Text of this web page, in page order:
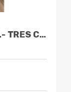
ALQUILA APARTAMENTO 1 DORMITORIO.- TRES CRUCES